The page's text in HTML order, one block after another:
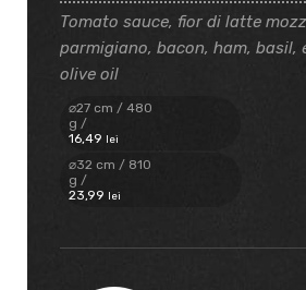
Tomato sauce, fior di latte
parmigiano, bacon, ham, basil,
olive oil
⌀27 cm / 480
g /
16,49 lei
⌀32 cm / 810
g /
23,99 lei